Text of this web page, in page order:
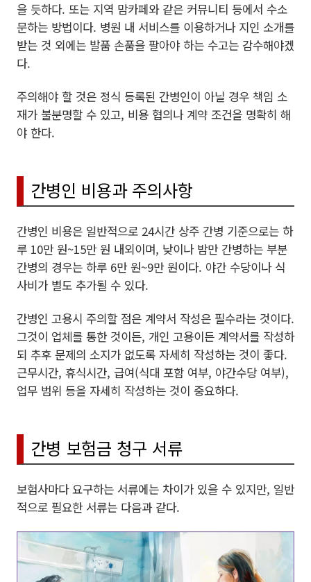
을 듯하다. 또는 지역 맘카페와 같은 커뮤니티 등에서 수소
문하는 방법이다. 병원 내 서비스를 이용하거나 지인 소개를
받는 것 외에는 발품 손품을 팔아야 하는 수고는 감수해야겠
다.
주의해야 할 것은 정식 등록된 간병인이 아닐 경우 책임 소
재가 불분명할 수 있고, 비용 협의나 계약 조건을 명확히 해
야 한다.
간병인 비용과 주의사항
간병인 비용은 일반적으로 24시간 상주 간병 기준으로는 하
루 10만 원~15만 원 내외이며, 낮이나 밤만 간병하는 부분
간병의 경우는 하루 6만 원~9만 원이다. 야간 수당이나 식
사비가 별도 추가될 수 있다.
간병인 고용시 주의할 점은 계약서 작성은 필수라는 것이다.
그것이 업체를 통한 것이든, 개인 고용이든 계약서를 작성하
되 추후 문제의 소지가 없도록 자세히 작성하는 것이 좋다.
근무시간, 휴식시간, 급여(식대 포함 여부, 야간수당 여부),
업무 범위 등을 자세히 작성하는 것이 중요하다.
간병 보험금 청구 서류
보험사마다 요구하는 서류에는 차이가 있을 수 있지만, 일반
적으로 필요한 서류는 다음과 같다.